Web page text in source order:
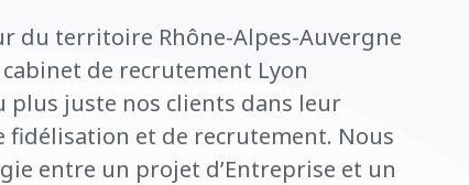
du territoire Rhône-Alpes-Auvergne
de recrutement Lyon
plus juste nos clients dans leur
fidélisation et de recrutement. Nous
entre un projet d’Entreprise et un